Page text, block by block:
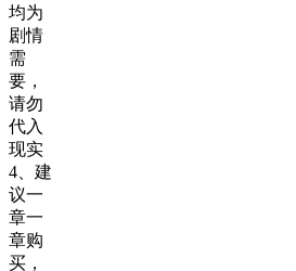
均为
剧情
需
要，
请勿
代入
现实
4、建
议一
章一
章购
买，